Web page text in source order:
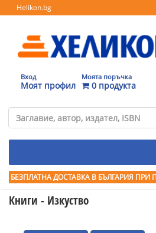
Helikon.bg
Вход
Моят профил
Моята поръчка
0 продукта
БЕЗПЛАТНА ДОСТАВКА В БЪЛГАРИЯ ПРИ
Книги - Изкуство